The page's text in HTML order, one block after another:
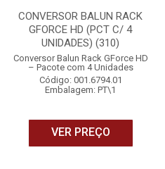
CONVERSOR BALUN RACK
GFORCE HD (PCT C/ 4
UNIDADES) (310)
Conversor Balun Rack GForce HD
– Pacote com 4 Unidades
Código: 001.6794.01
Embalagem: PT\1
VER PREÇO